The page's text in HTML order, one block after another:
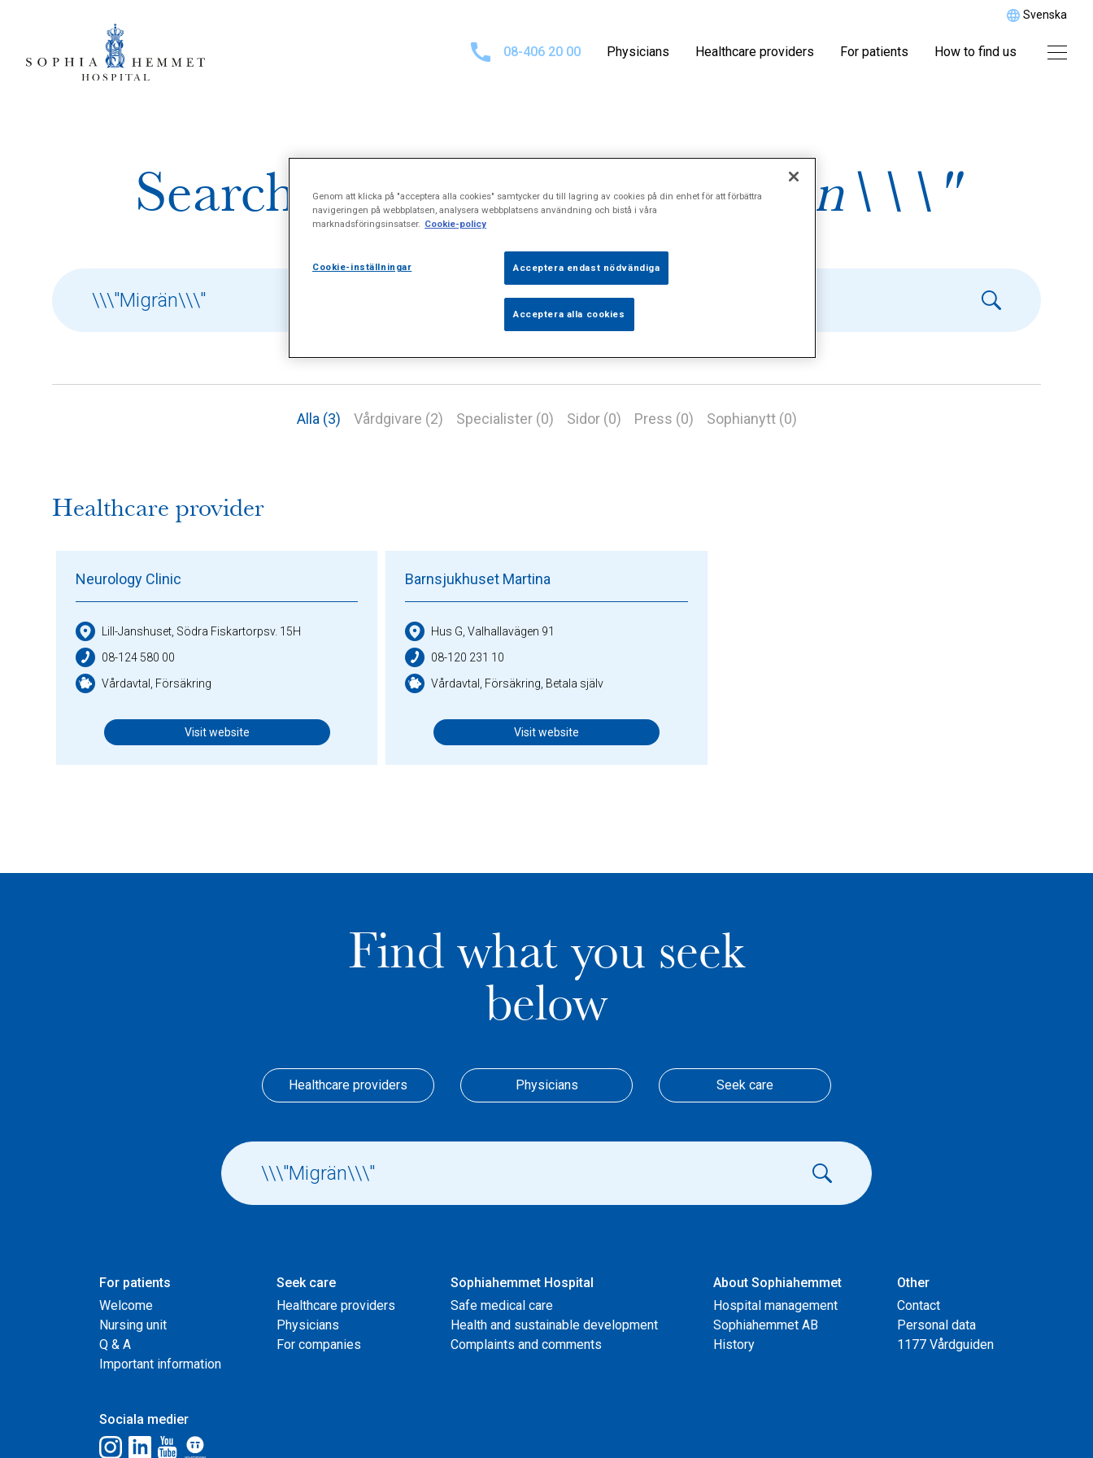
Svenska
08-406 20 00 Physicians Healthcare providers For patients How to find us
Search results for\\\"Migrän\\\"
Alla (3) Vårdgivare (2) Specialister (0) Sidor (0) Press (0) Sophianytt (0)
Healthcare provider
Neurology Clinic
Lill-Janshuset, Södra Fiskartorpsv. 15H
08-124 580 00
Vårdavtal, Försäkring
Visit website
Barnsjukhuset Martina
Hus G, Valhallavägen 91
08-120 231 10
Vårdavtal, Försäkring, Betala själv
Visit website
Find what you seek
below
Healthcare providers Physicians Seek care
For patients
Welcome
Nursing unit
Q & A
Important information
Seek care
Healthcare providers
Physicians
For companies
Sophiahemmet Hospital
Safe medical care
Health and sustainable development
Complaints and comments
About Sophiahemmet
Hospital management
Sophiahemmet AB
History
Other
Contact
Personal data
1177 Vårdguiden
Sociala medier
Genom att klicka på "acceptera alla cookies" samtycker du till lagring av cookies på din enhet för att förbättra
navigeringen på webbplatsen, analysera webbplatsens användning och bistå i våra
marknadsföringsinsatser. Cookie-policy
Cookie-inställningar Acceptera endast nödvändiga
Acceptera alla cookies